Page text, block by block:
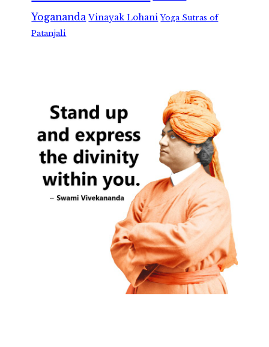
Yogananda Vinayak Lohani Yoga Sutras of
Patanjali